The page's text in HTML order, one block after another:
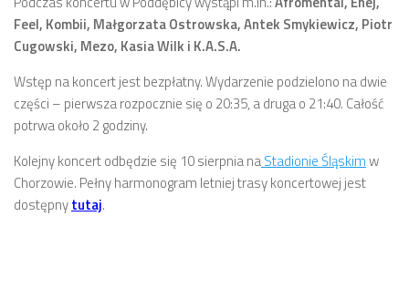
Feel, Kombii, Małgorzata Ostrowska, Antek Smykiewicz, Piotr
Cugowski, Mezo, Kasia Wilk i K.A.S.A.
Wstęp na koncert jest bezpłatny. Wydarzenie podzielono na dwie
części – pierwsza rozpocznie się o 20:35, a druga o 21:40. Całość
potrwa około 2 godziny.
Kolejny koncert odbędzie się 10 sierpnia naStadionie Śląskimw
Chorzowie. Pełny harmonogram letniej trasy koncertowej jest
dostępnytutaj.